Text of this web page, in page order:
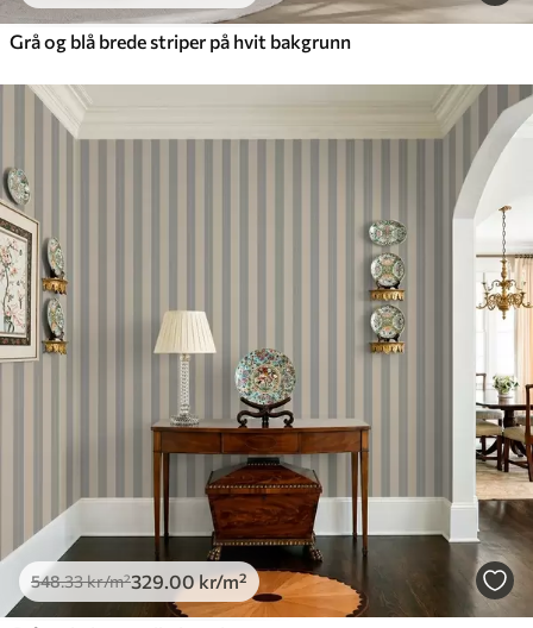
Grå og blå brede striper på hvit bakgrunn
548.33kr/m²329.00kr/m²